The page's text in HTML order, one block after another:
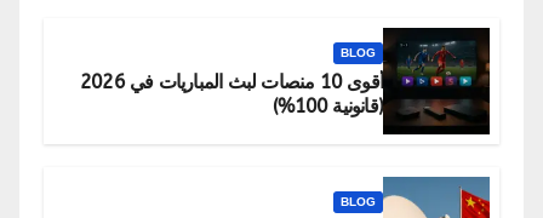
BLOG
أقوى 10 منصات لبث المباريات في 2026
(قانونية 100%)
BLOG